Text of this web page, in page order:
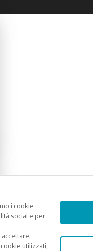
i cookie
social e per
utilizzati,